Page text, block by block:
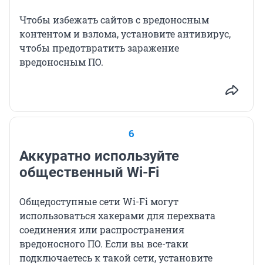
Чтобы избежать сайтов с вредоносным
контентом и взлома, установите антивирус,
чтобы предотвратить заражение
вредоносным ПО.
6
Аккуратно используйте
общественный Wi-Fi
Общедоступные сети Wi-Fi могут
использоваться хакерами для перехвата
соединения или распространения
вредоносного ПО. Если вы все-таки
подключаетесь к такой сети, установите